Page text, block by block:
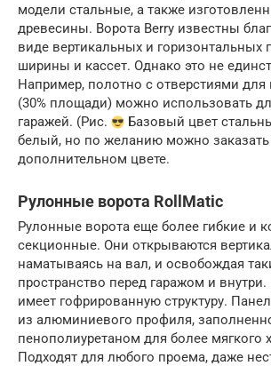
модели стальные, а также
древесины. Ворота Berry известны
виде вертикальных и горизонтальных
ширины и кассет. Однако это не
Например, полотно с отверстиями для
(30% площади) можно использовать
гаражей. (Рис.
Базовый цвет
белый, но по желанию можно заказать
дополнительном цвете.
Рулонные ворота RollMatic
Рулонные ворота еще более гибкие и
секционные. Они открываются
наматываясь на вал, и освобождая
пространство перед гаражом и
имеет гофрированную структуру.
из алюминиевого профиля,
пенополиуретаном для более мягкого
Подходят для любого проема, даже